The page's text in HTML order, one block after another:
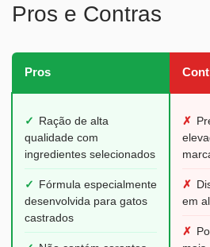
Pros e Contras
Pros
✓ Ração de alta
qualidade com
ingredientes selecionados
✓ Fórmula especialmente
desenvolvida para gatos
castrados
✗
✗
em
✗